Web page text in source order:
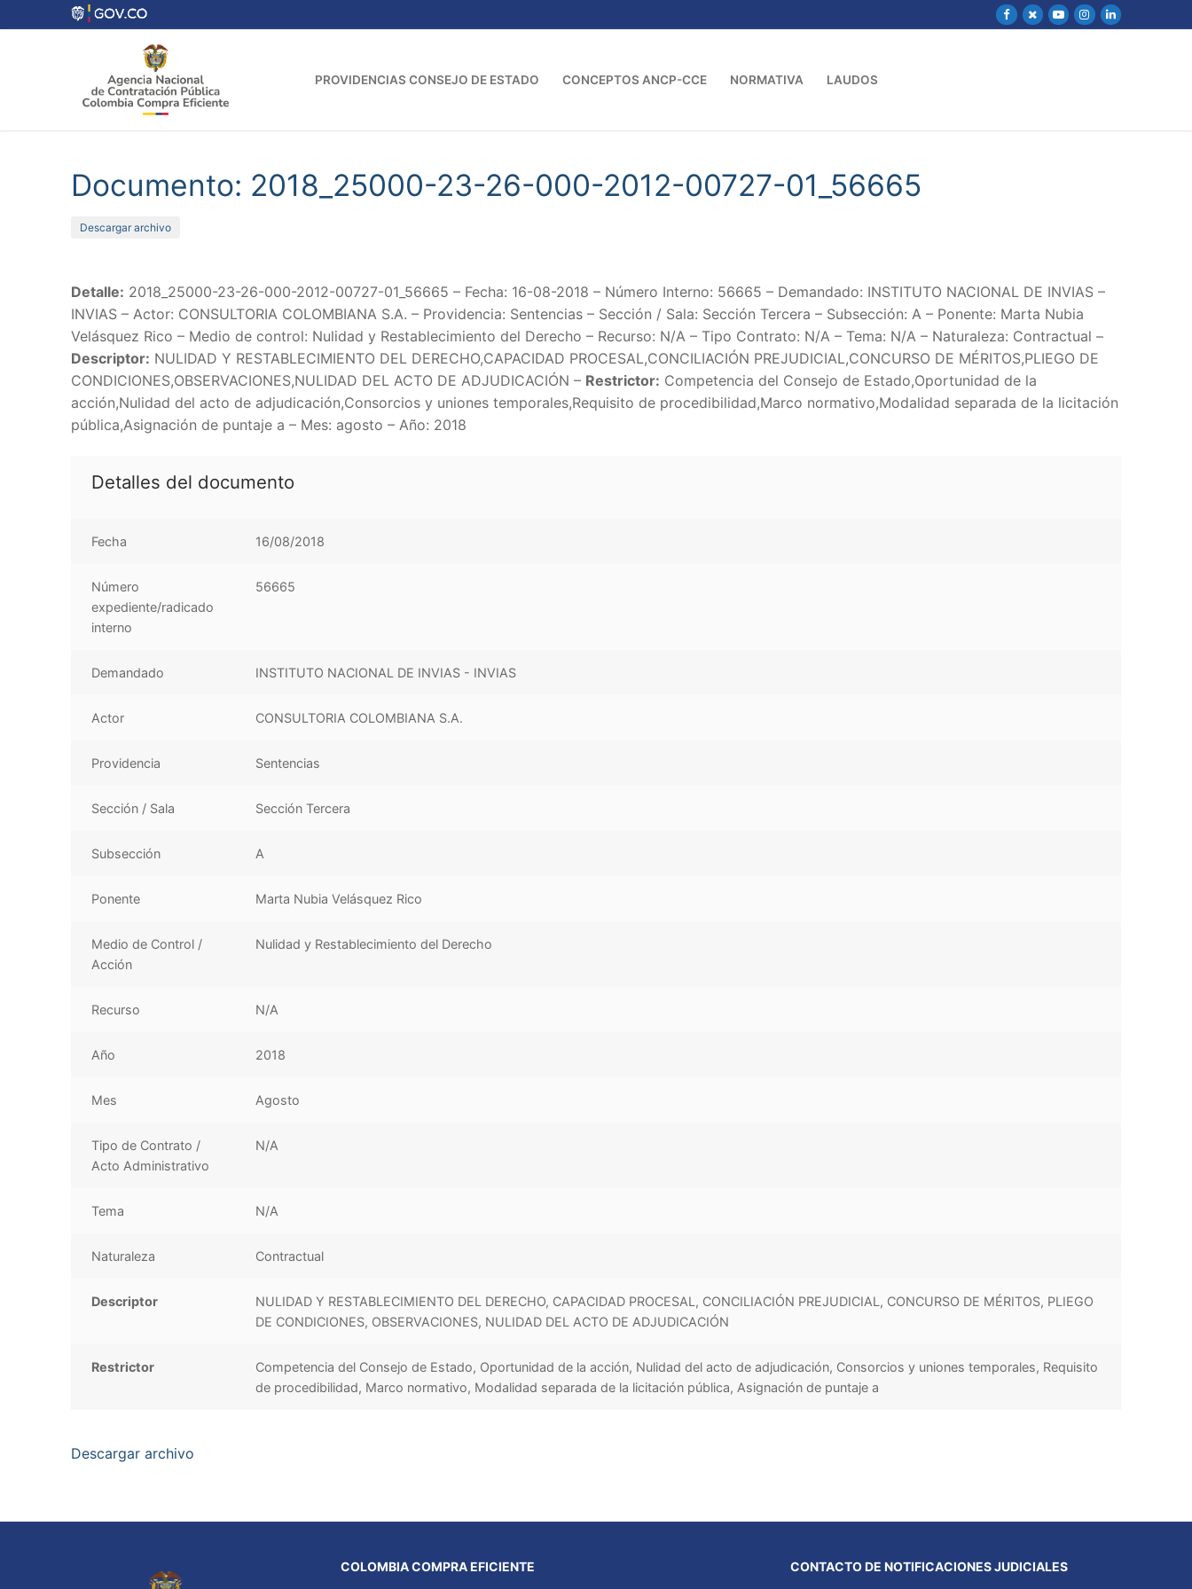
al
PROVIDENCIAS CONSEJO DE ESTADO CONCEPTOS ANCP-CCE NORMATIVA LAUDOS
Documento: 2018_25000-23-26-000-2012-00727-01_56665
Descargar archivo
Detalle: 2018_25000-23-26-000-2012-00727-01_56665 – Fecha: 16-08-2018 – Número Interno: 56665 – Demandado: INSTITUTO NACIONAL DE INVIAS –
INVIAS – Actor: CONSULTORIA COLOMBIANA S.A. – Providencia: Sentencias – Sección / Sala: Sección Tercera – Subsección: A – Ponente: Marta Nubia
Velásquez Rico – Medio de control: Nulidad y Restablecimiento del Derecho – Recurso: N/A – Tipo Contrato: N/A – Tema: N/A – Naturaleza: Contractual –
Descriptor: NULIDAD Y RESTABLECIMIENTO DEL DERECHO,CAPACIDAD PROCESAL,CONCILIACIÓN PREJUDICIAL,CONCURSO DE MÉRITOS,PLIEGO DE
CONDICIONES,OBSERVACIONES,NULIDAD DEL ACTO DE ADJUDICACIÓN – Restrictor: Competencia del Consejo de Estado,Oportunidad de la
acción,Nulidad del acto de adjudicación,Consorcios y uniones temporales,Requisito de procedibilidad,Marco normativo,Modalidad separada de la licitación
pública,Asignación de puntaje a – Mes: agosto – Año: 2018
Detalles del documento
Fecha 16/08/2018
Número
expediente/radicado
interno
56665
Demandado INSTITUTO NACIONAL DE INVIAS - INVIAS
Actor CONSULTORIA COLOMBIANA S.A.
Providencia Sentencias
Sección / Sala Sección Tercera
Subsección A
Ponente Marta Nubia Velásquez Rico
Medio de Control /
Acción
Nulidad y Restablecimiento del Derecho
Recurso N/A
Año 2018
Mes Agosto
Tipo de Contrato /
Acto Administrativo
N/A
Tema N/A
Naturaleza Contractual
Descriptor
NULIDAD Y RESTABLECIMIENTO DEL DERECHO, CAPACIDAD PROCESAL, CONCILIACIÓN PREJUDICIAL, CONCURSO DE MÉRITOS, PLIEGO
DE CONDICIONES, OBSERVACIONES, NULIDAD DEL ACTO DE ADJUDICACIÓN
Restrictor
Competencia del Consejo de Estado, Oportunidad de la acción, Nulidad del acto de adjudicación, Consorcios y uniones temporales, Requisito
de procedibilidad, Marco normativo, Modalidad separada de la licitación pública, Asignación de puntaje a
Descargar archivo
COLOMBIA COMPRA EFICIENTE CONTACTO DE NOTIFICACIONES JUDICIALES